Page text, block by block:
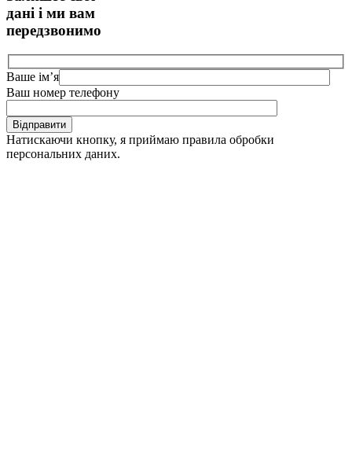
дані і ми вам
передзвонимо
Ваше ім’я
Ваш номер телефону
Відправити
Натискаючи кнопку, я приймаю правила обробки
персональних даних.